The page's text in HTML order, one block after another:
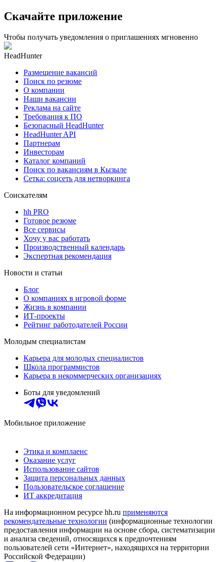
Скачайте приложение
Чтобы получать уведомления о приглашениях мгновенно
HeadHunter
Размещение вакансий
Поиск по резюме
О компании
Наши вакансии
Реклама на сайте
Требования к ПО
Безопасный HeadHunter
HeadHunter API
Партнерам
Инвесторам
Каталог компаний
Поиск по вакансиям в Кызыле
Сетка: соцсеть для нетворкинга
Соискателям
hh PRO
Готовое резюме
Все сервисы
Хочу у вас работать
Производственный календарь
Экспертная рекомендация
Новости и статьи
Блог
О компаниях в игровой форме
Жизнь в компании
ИТ-проекты
Рейтинг работодателей России
Молодым специалистам
Карьера для молодых специалистов
Школа программистов
Карьера в некоммерческих организациях
Боты для уведомлений
Мобильное приложение
Этика и комплаенс
Оказание услуг
Использование сайтов
Защита персональных данных
Пользовательское соглашение
ИТ аккредитация
На информационном ресурсе hh.ru применяются
рекомендательные технологии (информационные технологии
предоставления информации на основе сбора, систематизации
и анализа сведений, относящихся к предпочтениям
пользователей сети «Интернет», находящихся на территории
Российской Федерации)